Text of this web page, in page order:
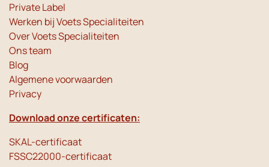
Private Label
Werken bij Voets Specialiteiten
Over Voets Specialiteiten
Ons team
Blog
Algemene voorwaarden
Privacy
Download onze certificaten:
SKAL-certificaat
FSSC22000-certificaat